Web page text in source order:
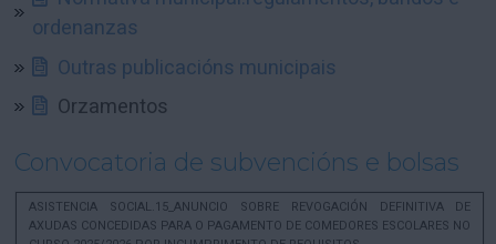
ordenanzas
Outras publicacións municipais
Orzamentos
Convocatoria de subvencións e bolsas
ASISTENCIA SOCIAL.15_ANUNCIO SOBRE REVOGACIÓN DEFINITIVA DE
AXUDAS CONCEDIDAS PARA O PAGAMENTO DE COMEDORES ESCOLARES NO